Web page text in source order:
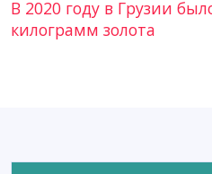
В 2020 году в Грузии
килограмм золота